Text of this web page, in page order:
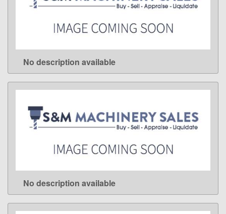
LEARN MORE
No description available
LEARN MORE
No description available